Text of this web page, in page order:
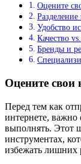
Оцените
Удобство
Качество
Бренды и
Оцените
Перед тем как
интернете, важно
выполнять. Этот
инструментах,
избежать лишних